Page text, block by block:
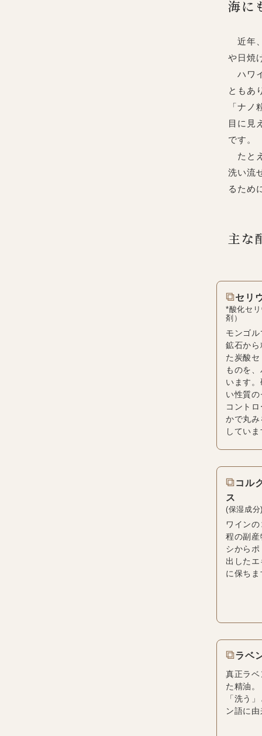
海に
近年
や日焼
ハワ
ともあ
「ナ
目に見
です。
たと
洗い流
るため
主な
⧉セリ
*酸化セ
剤）
モンゴ
鉱石か
た炭酸
ものを
います
い性質
コント
かで丸
してい
⧉コル
ス
(保湿成分
ワイン
程の副
シから
出した
に保ち
⧉ラベ
真正ラ
た精油
「洗う
ン語に